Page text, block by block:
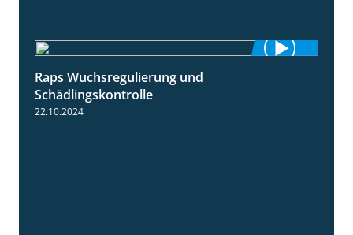
Raps Wuchsregulierung und
Schädlingskontrolle
22.10.2024